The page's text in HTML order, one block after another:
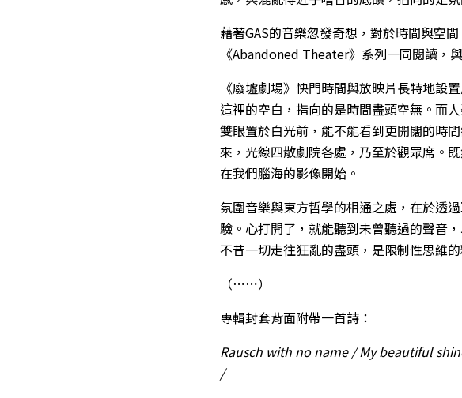
藉著GAS的音樂忽發奇想，對於時間與空
《Abandoned Theater》系列一同閱讀，
《廢墟劇場》快門時間與放映片長特地設
這裡的空白，指向的是時間盡頭空無。而
雙眼置於白光前，能不能看到更開闊的時
來，光線四散劇院各處，乃至於觀眾席。
在我們腦海的影像開始。
氛圍音樂與東方哲學的相通之處，在於透
驗。心打開了，就能聽到未曾聽過的聲音
不昔一切走往狂亂的盡頭，是限制性思維
（⋯⋯）
專輯封套背面附帶一首詩：
Rausch with no name / My beautiful
/